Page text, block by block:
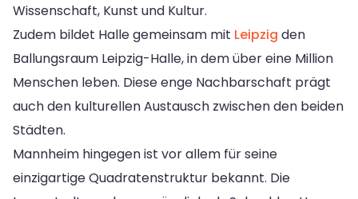
Wissenschaft, Kunst und Kultur.
Zudem bildet Halle gemeinsam mit Leipzig den
Ballungsraum Leipzig-Halle, in dem über eine Million
Menschen leben. Diese enge Nachbarschaft prägt
auch den kulturellen Austausch zwischen den beiden
Städten.
Mannheim hingegen ist vor allem für seine
einzigartige Quadratenstruktur bekannt. Die